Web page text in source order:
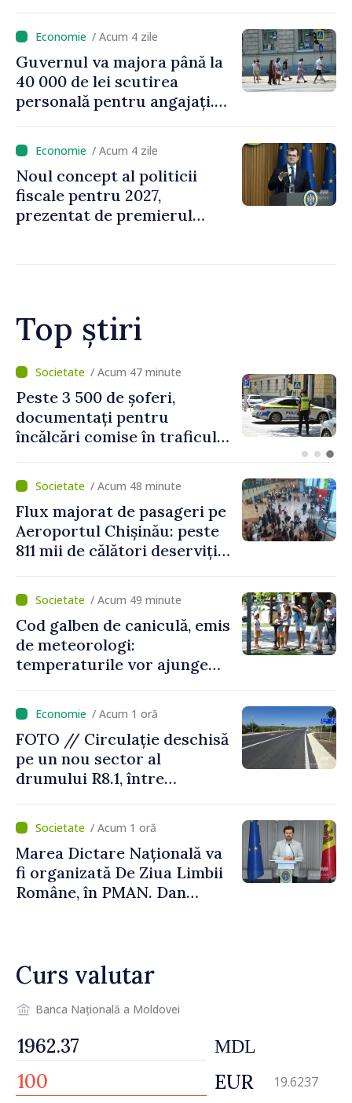
/ Acum 4 zile
Guvernul va majora până la
40 000 de lei scutirea
personală pentru angajați.
de milioane de lei îi lăsăm
oamenilor”/ Acum 4 zile
Noul concept al politicii
fiscale pentru 2027,
prezentat de premierul
Top știri
/ Acum 12 minute
Proiectele de asistență în
beneficiul locuitorilor de pe
ambele maluri ale Nistrului
viceprim-ministrului cu
reprezentanta rezidentă a
PNUD în Republica Moldova,
Daniela Gasparikova
/ Acum 48 minute
Flux majorat de pasageri pe
Aeroportul Chișinău: peste
811 mii de călători deserviți
/ Acum 49 minute
Cod galben de caniculă, emis
de meteorologi:
temperaturile vor ajunge
/ Acum 1 oră
FOTO // Circulație deschisă
pe un nou sector al
drumului R8.1, între
Bolea: „Drumuri bune
înseamnă deplasări sigure
ale agenților economici și
cetățenilor”
/ Acum 1 oră
Marea Dictare Națională va
fi organizată De Ziua Limbii
Române, în PMAN. Dan
Curs valutar
Banca Națională a Moldovei
MDL
EUR 19.6237